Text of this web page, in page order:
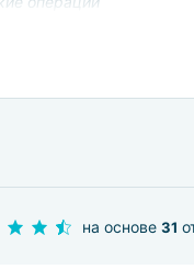
на основе 31